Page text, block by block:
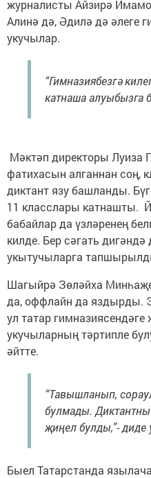
журналисты Айзирә
Алинә дә, Әдилә дә әлеге
укучылар.
“Гимназиябезгә
катнаша алуыбызга
Мәктәп директоры Луиза
фатихасын алганнан соң,
диктант язу башланды.
11 класслары катнашты.
бабайлар да үзләренең
килде. Бер сәгать
укытучыларга
Шагыйрә Зөләйха
да, оффлайн да яздырды.
ул татар
укучыларның тәртипле
әйтте.
“Тавышланып,
булмады.
җиңел булды,”- диде
Быел Татарстанда